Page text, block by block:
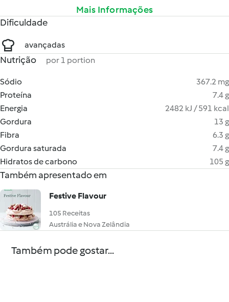
Mais Informações
Dificuldade
avançadas
Nutrição por 1 portion
Sódio
367.2 mg
Proteína
7.4 g
Energia
2482 kJ / 591 kcal
Gordura
13 g
Fibra
6.3 g
Gordura saturada
7.4 g
Hidratos de carbono
105 g
Também apresentado em
Festive Flavour
105 Receitas
Austrália e Nova Zelândia
Também pode gostar...